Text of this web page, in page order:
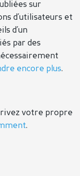
sur
d’utilisateurs et
d’un
par des
encore plus.
votre propre
.